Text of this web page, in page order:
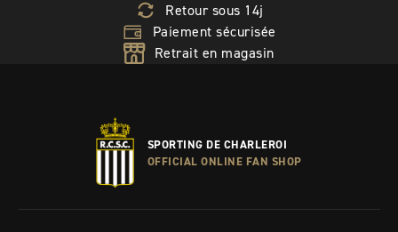
Retour sous 14j
Paiement sécurisée
Retrait en magasin
SPORTING DE CHARLEROI
OFFICIAL ONLINE FAN SHOP